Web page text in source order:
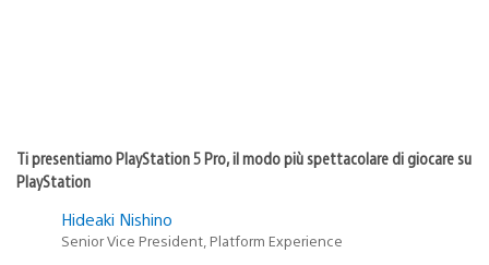
Ti presentiamo PlayStation 5 Pro, il modo più spettacolare di giocare su
PlayStation
Hideaki Nishino
Senior Vice President, Platform Experience